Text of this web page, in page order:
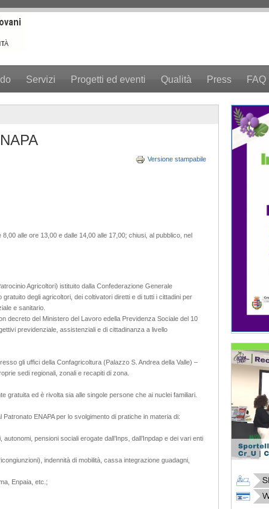
Servizi Progetti ed eventi Qualità Press FAQ
Versione stampabile
alle ore 13,00 e dalle 14,00 alle 17,00; chiusi, al pubblico, nel
Agricoltori) istituito dalla Confederazione Generale
gratuito degli agricoltori, dei coltivatori diretti e di tutti i cittadini per
e sanitario.
decreto del Ministero del Lavoro edella Previdenza Sociale del 10
previdenziale, assistenziali e di cittadinanza a livello
gli uffici della Confagricoltura (Palazzo S. Andrea della Valle) –
sedi regionali, zonali e recapiti di zona.
gratuita ed è rivolta sia alle singole persone che ai nuclei familiari.
ENAPA per lo svolgimento di pratiche in materia di:
pensioni sociali erogate dall’Inps, dall’Inpdap e dei vari enti
indennità di mobilità, cassa integrazione guadagni,
Enpaia, etc.;